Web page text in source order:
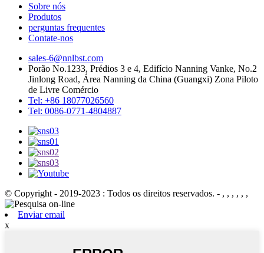
Sobre nós
Produtos
perguntas frequentes
Contate-nos
sales-6@nnlbst.com
Porão No.1233, Prédios 3 e 4, Edifício Nanning Vanke, No.2
Jinlong Road, Área Nanning da China (Guangxi) Zona Piloto
de Livre Comércio
Tel: +86 18077026560
Tel: 0086-0771-4804887
© Copyright - 2019-2023 : Todos os direitos reservados. - , , , , , ,
Enviar email
x